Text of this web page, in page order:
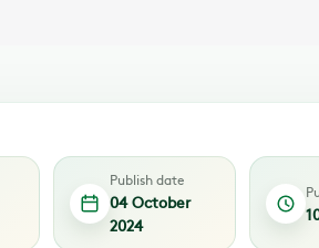
Publish date
04 October
2024